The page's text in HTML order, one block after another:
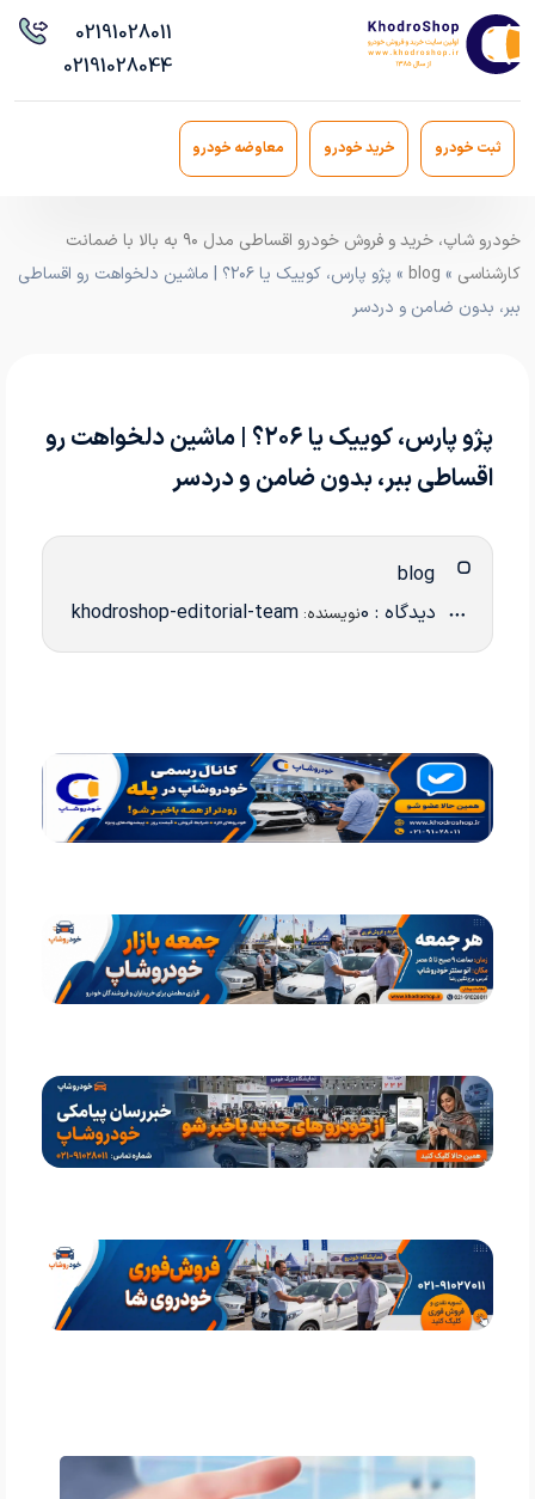
02191028011
02191028044
ثبت خودرو خرید خودرو معاوضه خودرو
خودرو شاپ، خرید و فروش خودرو اقساطی مدل ۹۰ به بالا با ضمانت
کارشناسی »
blog
» پژو پارس، کوییک یا ۲۰۶؟ | ماشین دلخواهت رو اقساطی
ببر، بدون ضامن و دردسر
پژو پارس، کوییک یا ۲۰۶؟ | ماشین دلخواهت رو
اقساطی ببر، بدون ضامن و دردسر
دیدگاه : 0 نویسنده: khodroshop-editorial-team